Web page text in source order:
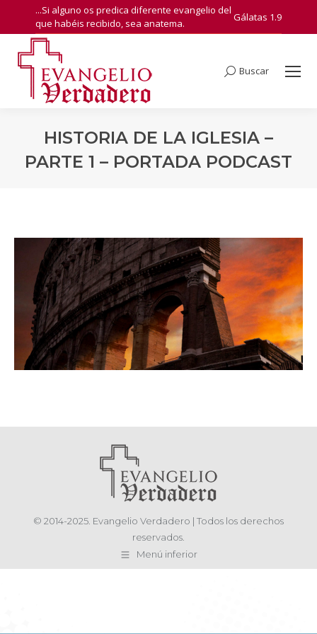
...Si alguno os predica diferente evangelio del
que habéis recibido, sea anatema.
Gálatas 1.9
Search:
Buscar
HISTORIA DE LA IGLESIA –
PARTE 1 – PORTADA PODCAST
© 2014-2025. Evangelio Verdadero | Todos los derechos
reservados.
Menú inferior